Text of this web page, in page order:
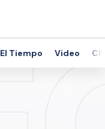
El Tiempo Video